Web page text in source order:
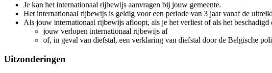
Je kan het internationaal rijbewijs aanvragen bij jouw gemeente.
Het internationaal rijbewijs is geldig voor een periode van 3 jaar vanaf de
Als jouw internationaal rijbewijs afloopt, als je het verliest of als het
jouw verlopen internationaal rijbewijs af
of, in geval van diefstal, een verklaring van diefstal door de Belgische
Uitzonderingen